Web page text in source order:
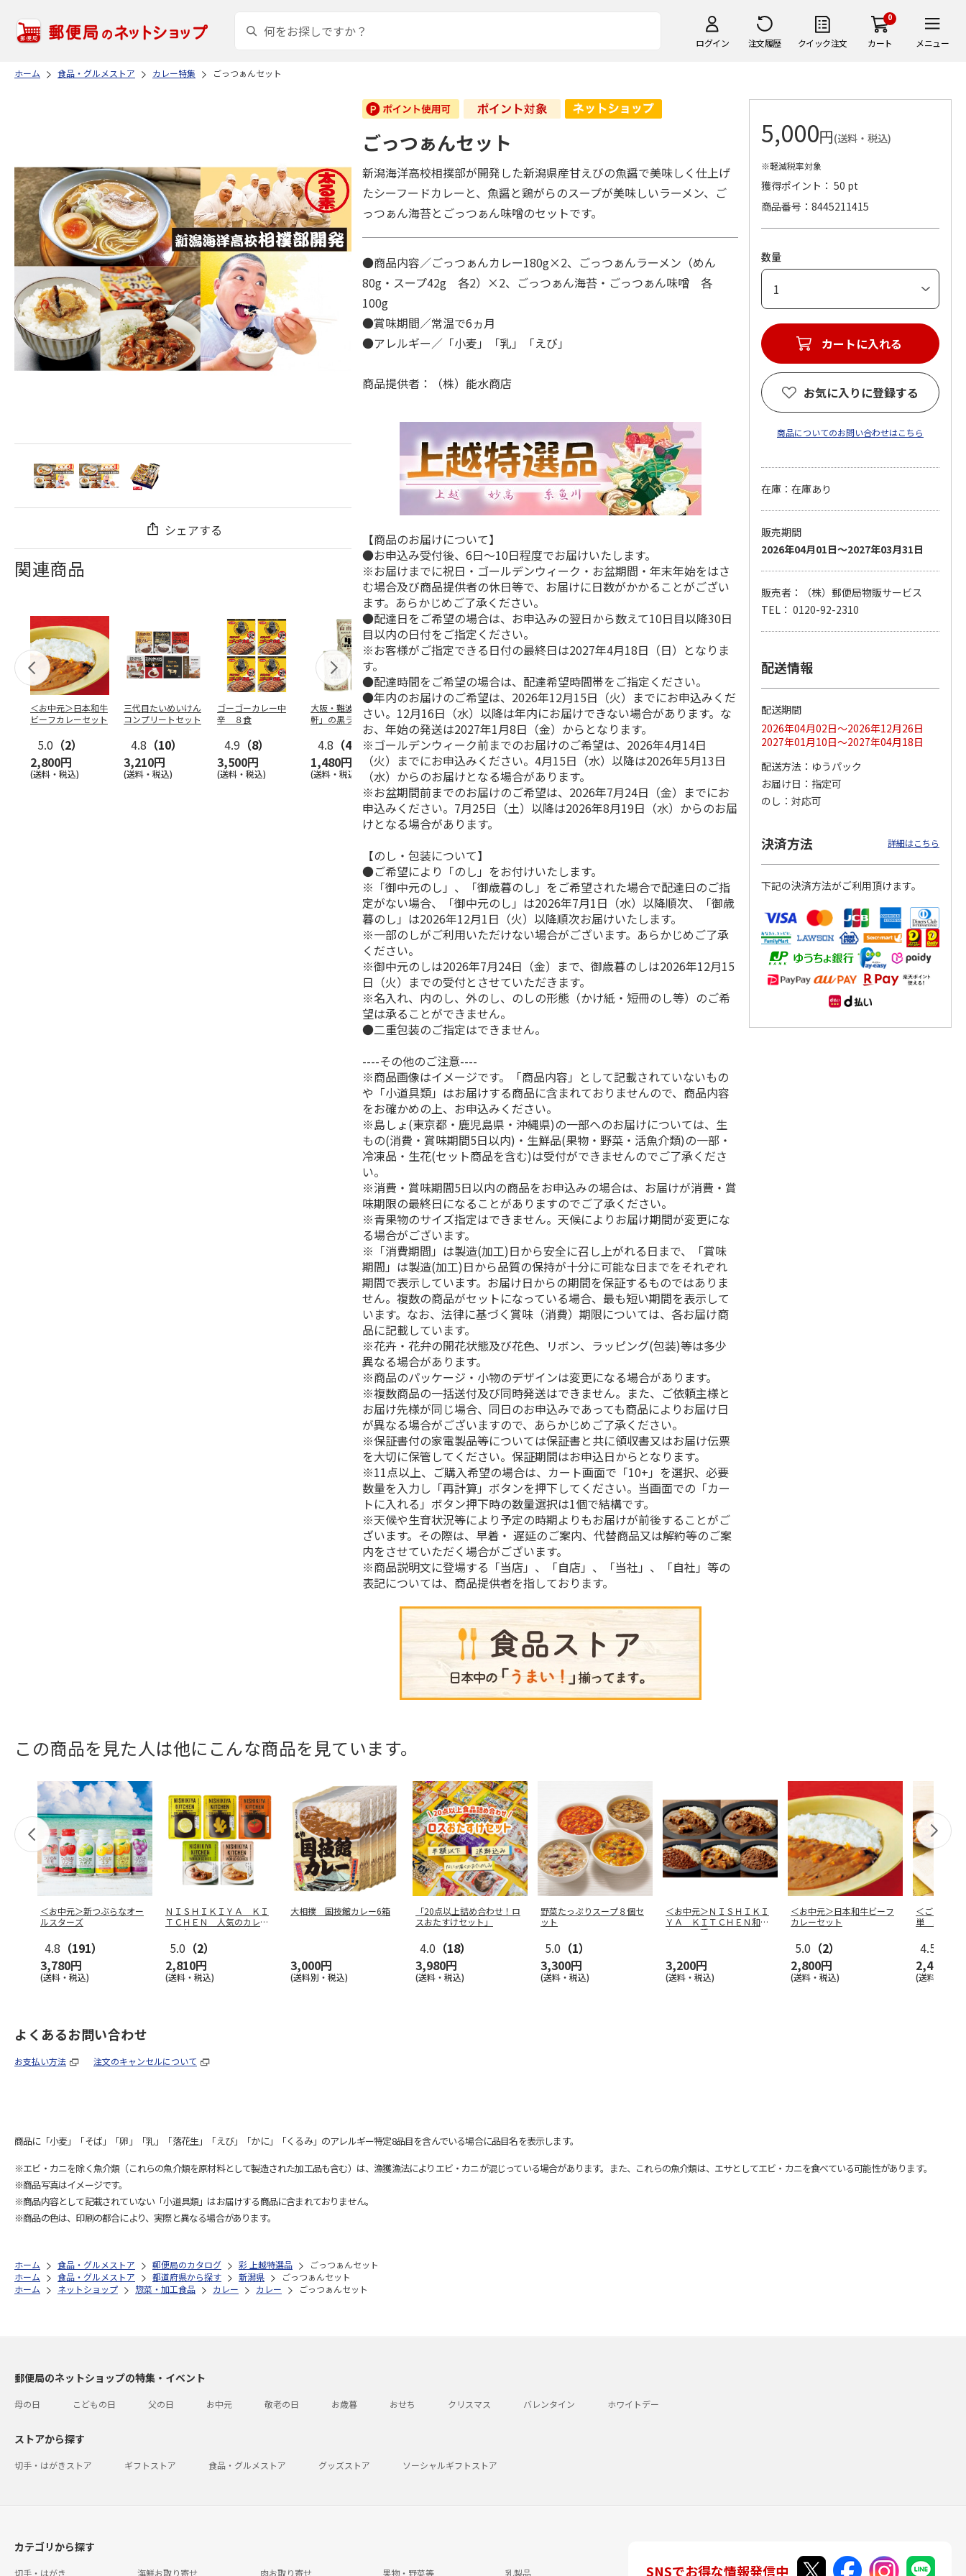
ログイン 注文履歴 クイック注文
0
カート メニュー
ホーム 食品・グルメストア カレー特集 ごっつぁんセット
シェアする
関連商品
＜お中元＞日本和牛
ビーフカレーセット
5.0 （2）
2,800円
(送料・税込)
三代目たいめいけん
コンプリートセット
4.8 （10）
3,210円
(送料・税込)
ゴーゴーカレー中
辛 ８食
4.9 （8）
3,500円
(送料・税込)
大阪・難波 「自由
軒」の黒ラベルカレ
ー Ａ（３食）
4.8 （4）
1,480円
(送料・税込)
牛たんカレー ３食
4.5（2）
1,500円
(送料・税込)
レトルト屋さんのビ
ーフカレー甘口 Ａ
（４食）
4.2（5）
1,000円
(送料・税込)
ぜいたくビーフカレ
ー Ｂ（６食）
3.3（3）
2,980円
宮崎黒毛和牛ビーフ
カレー ４食
4.8
1,520円
ぜいたく牛すじカレ
4.5（2）
1,500円
(送料・税込)
ー Ｂ（１０食）
4.9（7）
ごっつぁんセット
新潟海洋高校相撲部が開発した新潟県産甘えびの魚醤で美味しく仕上げ
たシーフードカレーと、魚醤と鶏がらのスープが美味しいラーメン、ご
っつぁん海苔とごっつぁん味噌のセットです。
●商品内容／ごっつぁんカレー180g×2、ごっつぁんラーメン（めん
80g・スープ42g 各2）×2、ごっつぁん海苔・ごっつぁん味噌 各
100g
●賞味期間／常温で6ヵ月
●アレルギー／「小麦」「乳」「えび」
商品提供者：（株）能水商店
【商品のお届けについて】
●お申込み受付後、6日～10日程度でお届けいたします。
※お届けまでに祝日・ゴールデンウィーク・お盆期間・年末年始をはさ
む場合及び商品提供者の休日等で、お届けに日数がかかることがござい
ます。あらかじめご了承ください。
●配達日をご希望の場合は、お申込みの翌日から数えて10日目以降30日
目以内の日付をご指定ください。
※お客様がご指定できる日付の最終日は2027年4月18日（日）となりま
す。
●配達時間をご希望の場合は、配達希望時間帯をご指定ください。
●年内のお届けのご希望は、2026年12月15日（火）までにお申込みくだ
さい。12月16日（水）以降は年内にお届けできない場合があります。な
お、年始の発送は2027年1月8日（金）からとなります。
※ゴールデンウィーク前までのお届けのご希望は、2026年4月14日
（火）までにお申込みください。4月15日（水）以降は2026年5月13日
（水）からのお届けとなる場合があります。
※お盆期間前までのお届けのご希望は、2026年7月24日（金）までにお
申込みください。7月25日（土）以降は2026年8月19日（水）からのお届
けとなる場合があります。
【のし・包装について】
●ご希望により「のし」をお付けいたします。
※「御中元のし」、「御歳暮のし」をご希望された場合で配達日のご指
定がない場合、「御中元のし」は2026年7月1日（水）以降順次、「御歳
暮のし」は2026年12月1日（火）以降順次お届けいたします。
※一部のしがご利用いただけない場合がございます。あらかじめご了承
ください。
※御中元のしは2026年7月24日（金）まで、御歳暮のしは2026年12月15
日（火）までの受付とさせていただきます。
※名入れ、内のし、外のし、のしの形態（かけ紙・短冊のし等）のご希
望は承ることができません。
●二重包装のご指定はできません。
----その他のご注意----
※商品画像はイメージです。「商品内容」として記載されていないもの
や「小道具類」はお届けする商品に含まれておりませんので、商品内容
をお確かめの上、お申込みください。
※島しょ(東京都・鹿児島県・沖縄県)の一部へのお届けについては、生
もの(消費・賞味期間5日以内)・生鮮品(果物・野菜・活魚介類)の一部・
冷凍品・生花(セット商品を含む)は受付ができませんのでご了承くださ
い。
※消費・賞味期間5日以内の商品をお申込みの場合は、お届けが消費・賞
味期限の最終日になることがありますのでご了承ください。
※青果物のサイズ指定はできません。天候によりお届け期間が変更にな
る場合がございます。
※「消費期間」は製造(加工)日から安全に召し上がれる日まで、「賞味
期間」は製造(加工)日から品質の保持が十分に可能な日までをそれぞれ
期間で表示しています。お届け日からの期間を保証するものではありま
せん。複数の商品がセットになっている場合、最も短い期間を表示して
います。なお、法律に基づく賞味（消費）期限については、各お届け商
品に記載しています。
※花卉・花弁の開花状態及び花色、リボン、ラッピング(包装)等は多少
異なる場合があります。
※商品のパッケージ・小物のデザインは変更になる場合があります。
※複数商品の一括送付及び同時発送はできません。また、ご依頼主様と
お届け先様が同じ場合、同日のお申込みであっても商品によりお届け日
が異なる場合がございますので、あらかじめご了承ください。
※保証書付の家電製品等については保証書と共に領収書又はお届け伝票
を大切に保管してください。保証期間はお申込日からとなります。
※11点以上、ご購入希望の場合は、カート画面で「10+」を選択、必要
数量を入力し「再計算」ボタンを押下してください。当画面での「カー
トに入れる」ボタン押下時の数量選択は1個で結構です。
※天候や生育状況等により予定の時期よりもお届けが前後することがご
ざいます。その際は、早着・ 遅延のご案内、代替商品又は解約等のご案
内をさせていただく場合がございます。
※商品説明文に登場する「当店」、「自店」、「当社」、「自社」等の
表記については、商品提供者を指しております。
5,000円(送料・税込)
※軽減税率対象
獲得ポイント： 50 pt
商品番号
8445211415
数量
カートに入れる
お気に入りに登録する
商品についてのお問い合わせはこちら
在庫：在庫あり
販売期間
2026年04月01日～2027年03月31日
販売者：（株）郵便局物販サービス
TEL： 0120-92-2310
配送情報
配送期間
2026年04月02日～2026年12月26日
2027年01月10日～2027年04月18日
配送方法
ゆうパック
お届け日
指定可
のし
対応可
決済方法 詳細はこちら
下記の決済方法がご利用頂けます。
この商品を見た人は他にこんな商品を見ています。
＜お中元＞新つぶらなオー
ルスターズ
4.8 （191）
3,780円
(送料・税込)
ＮＩＳＨＩＫＩＹＡ ＫＩ
ＴＣＨＥＮ 人気のカレ
ー セット
5.0 （2）
2,810円
(送料・税込)
大相撲 国技館カレー6箱
3,000円
(送料別・税込)
「20点以上詰め合わせ！ロ
スおたすけセット」
4.0 （18）
3,980円
(送料・税込)
野菜たっぷりスープ８個セ
ット
5.0 （1）
3,300円
(送料・税込)
＜お中元＞ＮＩＳＨＩＫＩ
ＹＡ ＫＩＴＣＨＥＮ和風
カレー５種
3,200円
(送料・税込)
＜お中元＞日本和牛ビーフ
カレーセット
5.0 （2）
2,800円
(送料・税込)
＜ご自宅用
単 北海道
4.5
2,480円
(送料・税込)
よくあるお問い合わせ
お支払い方法 注文のキャンセルについて
商品に「小麦」「そば」「卵」「乳」「落花生」「えび」「かに」「くるみ」のアレルギー特定8品目を含んでいる場合に品目名を表示します。
※エビ・カニを除く魚介類（これらの魚介類を原材料として製造された加工品も含む）は、漁獲漁法によりエビ・カニが混じっている場合があります。また、これらの魚介類は、エサとしてエビ・カニを食べている可能性があります。
※商品写真はイメージです。
※商品内容として記載されていない「小道具類」はお届けする商品に含まれておりません。
※商品の色は、印刷の都合により、実際と異なる場合があります。
ホーム 食品・グルメストア 郵便局のカタログ 彩 上越特選品
ごっつぁんセット
ホーム
食品・グルメストア 都道府県から探す 新潟県
ごっつぁんセット
ホーム
ネットショップ 惣菜・加工食品 カレー カレー ごっつぁんセット
郵便局のネットショップの特集・イベント
母の日 こどもの日 父の日 お中元 敬老の日 お歳暮 おせち クリスマス バレンタイン ホワイトデー
ストアから探す
切手・はがきストア ギフトストア 食品・グルメストア グッズストア ソーシャルギフトストア
カテゴリから探す
切手・はがき 海鮮お取り寄せ 肉お取り寄せ 果物・野菜等 乳製品 SNSでお得な情報発信中